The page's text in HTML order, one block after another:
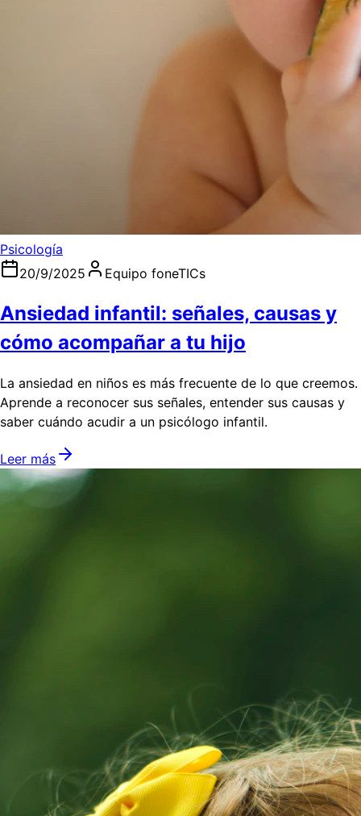
Psicología
20/9/2025
Equipo foneTICs
Ansiedad infantil: señales, causas y
cómo acompañar a tu hijo
La ansiedad en niños es más frecuente de lo que creemos.
Aprende a reconocer sus señales, entender sus causas y
saber cuándo acudir a un psicólogo infantil.
Leer más